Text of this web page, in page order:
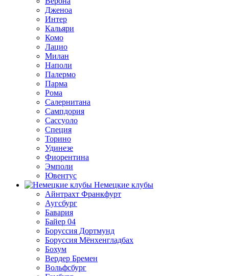
Дженоа
Интер
Кальяри
Комо
Лацио
Милан
Наполи
Палермо
Парма
Рома
Салернитана
Сампдория
Сассуоло
Специя
Торино
Удинезе
Фиорентина
Эмполи
Ювентус
Немецкие клубы
Айнтрахт Франкфурт
Аугсбург
Бавария
Байер 04
Боруссия Дортмунд
Боруссия Мёнхенгладбах
Бохум
Вердер Бремен
Вольфсбург